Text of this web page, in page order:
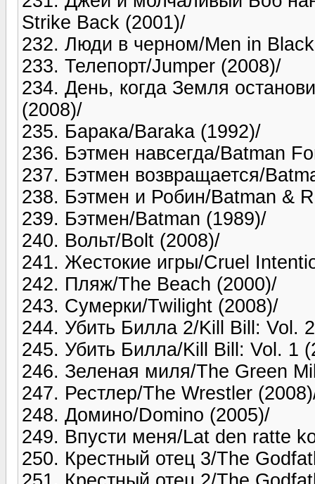
Strike Back (2001)/
232. Люди в черном/Men in
233. Телепорт/Jumper (2008)/
234. День, когда Земля
(2008)/
235. Барака/Baraka (1992)/
236. Бэтмен навсегда/Batman
237. Бэтмен возвращается/
238. Бэтмен и Робин/Batman &
239. Бэтмен/Batman (1989)/
240. Вольт/Bolt (2008)/
241. Жестокие игры/Cruel
242. Пляж/The Beach (2000)/
243. Сумерки/Twilight (2008)/
244. Убить Билла 2/Kill Bill: Vol.
245. Убить Билла/Kill Bill: Vol. 1
246. Зеленая миля/The Green
247. Рестлер/The Wrestler
248. Домино/Domino (2005)/
249. Впусти меня/Lat den ratte
250. Крестный отец 3/The